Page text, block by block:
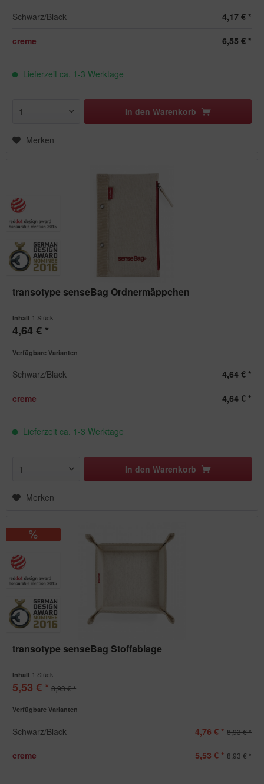
Schwarz/Black 4,17 € *
creme 6,55 € *
Lieferzeit ca. 1-3 Werktage
In den Warenkorb
Merken
transotype senseBag Ordnermäppchen
Inhalt 1 Stück
4,64 € *
Verfügbare Varianten
Schwarz/Black 4,64 € *
creme 4,64 € *
Lieferzeit ca. 1-3 Werktage
In den Warenkorb
Merken
transotype senseBag Stoffablage
Inhalt 1 Stück
5,53 € * 8,93 € *
Verfügbare Varianten
Schwarz/Black 4,76 € * 8,93 € *
creme 5,53 € * 8,93 € *